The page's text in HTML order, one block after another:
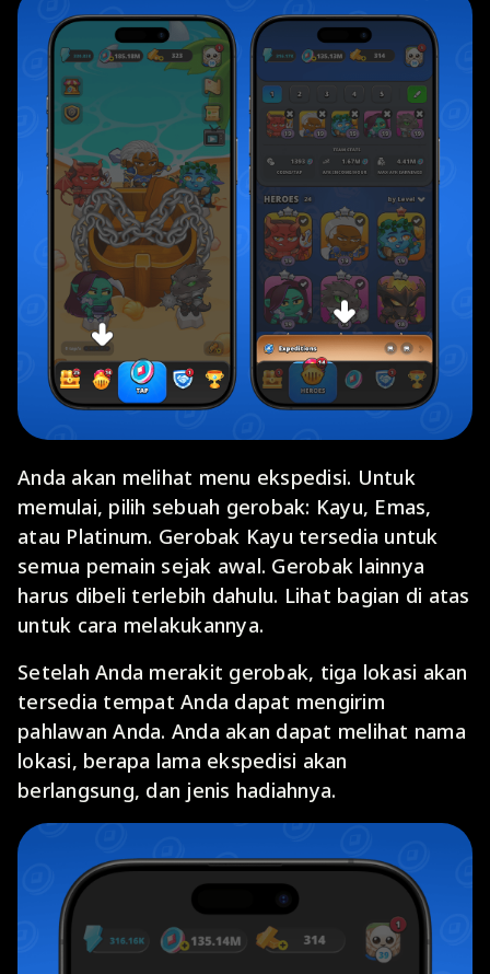
Anda akan melihat menu ekspedisi. Untuk
memulai, pilih sebuah gerobak: Kayu, Emas,
atau Platinum. Gerobak Kayu tersedia untuk
semua pemain sejak awal. Gerobak lainnya
harus dibeli terlebih dahulu. Lihat bagian di atas
untuk cara melakukannya.
Setelah Anda merakit gerobak, tiga lokasi akan
tersedia tempat Anda dapat mengirim
pahlawan Anda. Anda akan dapat melihat nama
lokasi, berapa lama ekspedisi akan
berlangsung, dan jenis hadiahnya.